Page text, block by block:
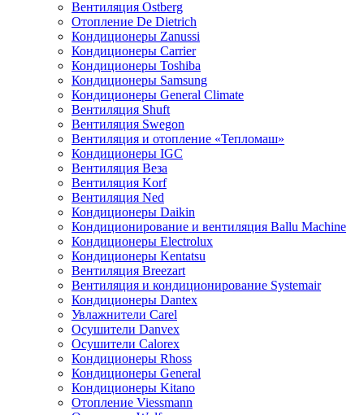
Вентиляция Ostberg
Отопление De Dietrich
Кондиционеры Zanussi
Кондиционеры Carrier
Кондиционеры Toshiba
Кондиционеры Samsung
Кондиционеры General Climate
Вентиляция Shuft
Вентиляция Swegon
Вентиляция и отопление «Тепломаш»
Кондиционеры IGC
Вентиляция Веза
Вентиляция Korf
Вентиляция Ned
Кондиционеры Daikin
Кондиционирование и вентиляция Ballu Machine
Кондиционеры Electrolux
Кондиционеры Kentatsu
Вентиляция Breezart
Вентиляция и кондиционирование Systemair
Кондиционеры Dantex
Увлажнители Carel
Осушители Danvex
Осушители Calorex
Кондиционеры Rhoss
Кондиционеры General
Кондиционеры Kitano
Отопление Viessmann